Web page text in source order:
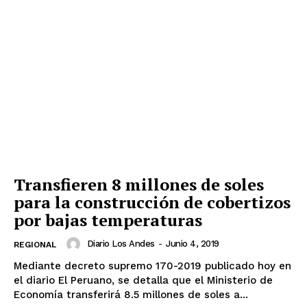
SUSCRIBETE
Transfieren 8 millones de soles
para la construcción de cobertizos
por bajas temperaturas
REGIONAL Diario Los Andes - Junio 4, 2019
Mediante decreto supremo 170-2019 publicado hoy en
el diario El Peruano, se detalla que el Ministerio de
Economía transferirá 8.5 millones de soles a...